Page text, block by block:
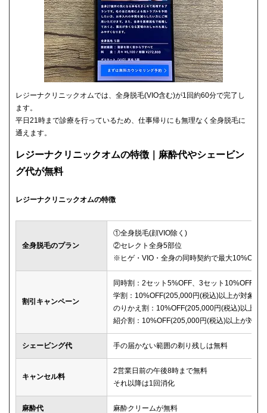
レジーナクリニックオムでは、全身脱毛(VIO含む)が1回約60分で完了し
ます。
平日21時まで診療を行っているため、仕事帰りにも無理なく全身脱毛に
通えます。
レジーナクリニックオムの特徴｜麻酔代やシェービン
グ代が無料
レジーナクリニックオムの特徴
全身脱毛のプラン
①全身脱毛(顔VIO除く)
②セレクト全身5部位
※ヒゲ・VIO・全身の同時契約で最大10%OFF
割引キャンペーン
同時割：2セット5%OFF、3セット10%OFF
学割：10%OFF(205,000円(税込)以上が対象)
のりかえ割：10%OFF(205,000円(税込)以上が
紹介割：10%OFF(205,000円(税込)以上が対象)
シェービング代 手の届かない範囲の剃り残しは無料
キャンセル料
2営業日前の午後8時まで無料
それ以降は1回消化
麻酔代 麻酔クリームが無料